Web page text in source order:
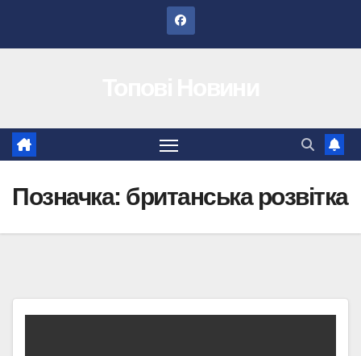
Позначка: британська розвітка